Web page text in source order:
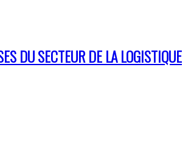
DU SECTEUR DE LA LOGISTIQUE